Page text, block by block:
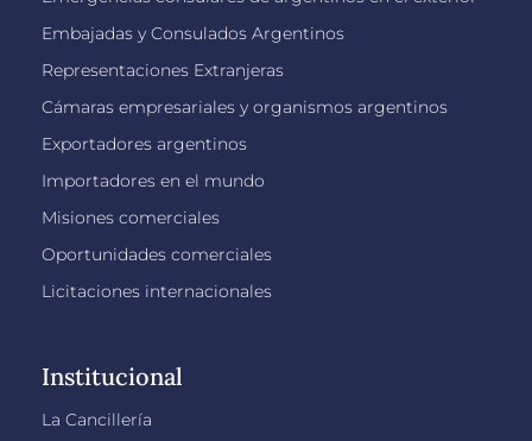
Embajadas y Consulados Argentinos
Representaciones Extranjeras
Cámaras empresariales y organismos argentinos
Exportadores argentinos
Importadores en el mundo
Misiones comerciales
Oportunidades comerciales
Licitaciones internacionales
Institucional
La Cancillería